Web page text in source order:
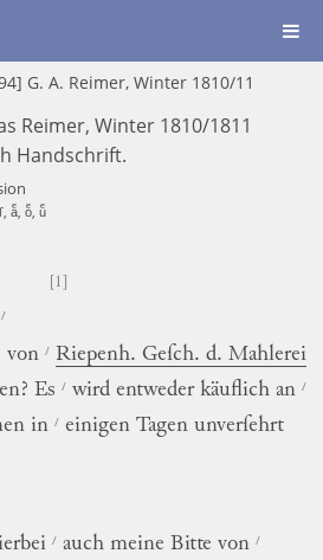
G. A. Reimer, Winter 1810/11
Reimer, Winter 1810/1811
Handschrift.
aͤ, oͤ, uͤ
[1]
/
von / Riepenh. Geſch. d. Mahlerei
? Es / wird entweder käuflich an /
in / einigen Tagen unverſehrt
/ auch meine Bitte von /